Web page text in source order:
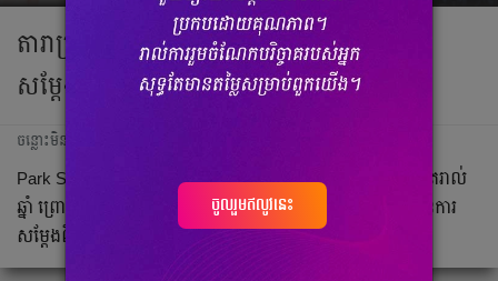
តារា​ប្រុស​ល្បី​ៗ​ប្រចាំ​កូរ៉េ​ទាំង​នេះ​សុទ្ធ​តែ​ធ្លាប់​តែ​
សម្ដែង​ជាមួយ Park Shin Hye
ចន្លោះមិនឃើញ
Park Shin Hye ជា​តួ​ឯក​ស្រី​កូរ៉េ​ដែល​មាន​រឿង​ល្បី​ៗ​ជា​ច្រើន​សឹង​តែ​រាល់​
ឆ្នាំ​ ព្រោះ​តែ​នាង​បាន​ដាក់​អារម្មណ៍​ក្នុង​សម្ដែង​ដល់ ​និង​សមត្ថភាព​នៃ​ការ​
សម្ដែង​ពិត​ជា​ធ្វើ​ឲ្យ​អ្នក​ទស្សនា​ជក់​ចិត្តទៅ​តាម​នោះដែរ​។
ចូលរួមឥលូវនេះ